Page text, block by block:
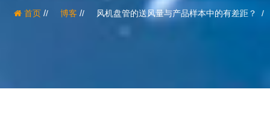
首页/ 博客 / 风机盘管的送风量与产品样本中的有差距？